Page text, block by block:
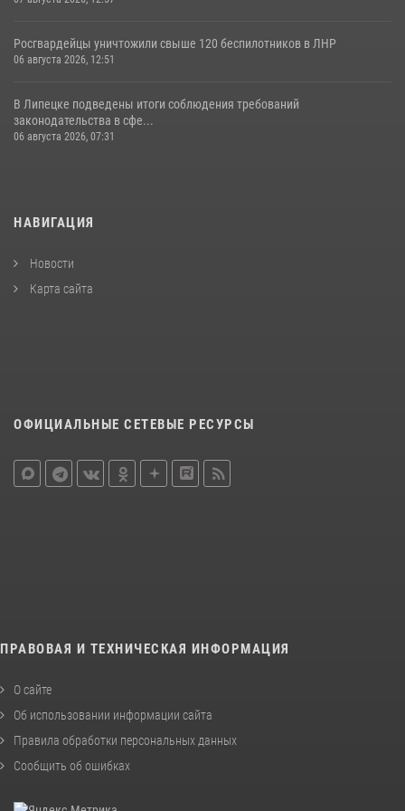
Росгвардейцы уничтожили свыше 120 беспилотников в ЛНР
06 августа 2026, 12:51
В Липецке подведены итоги соблюдения требований
законодательства в сфе...
06 августа 2026, 07:31
НАВИГАЦИЯ
Новости
Карта сайта
ОФИЦИАЛЬНЫЕ СЕТЕВЫЕ РЕСУРСЫ
ПРАВОВАЯ И ТЕХНИЧЕСКАЯ ИНФОРМАЦИЯ
О сайте
Об использовании информации сайта
Правила обработки персональных данных
Сообщить об ошибках